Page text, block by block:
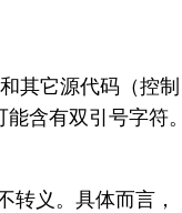
其它源代码（控
含有双引号字符
转义。具体而言，